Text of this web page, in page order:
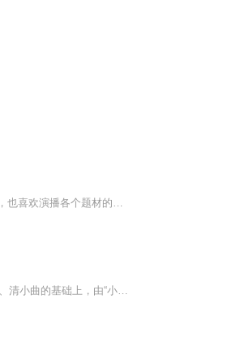
节目主题：短篇故事合集主播介绍：HI，我是喵十八，是有声书主播，平时喜欢听各种故事，也喜欢演播各个题材的故事，不管是传奇的，悬疑的，言情的主播寄语：我这里有很多故事，过来听听吧更新频率：每天一集
琴书原名丝弦，清代用扬琴伴奏，故又称扬琴。1949年后改名称徐州琴书。徐州琴书是在明、清小曲的基础上，由“小曲儿”、“小吹儿”、“唱曲儿”、“唱孩子”等一步步演变而成的乐曲系、联曲体的曲艺种类。演唱时韵味独特，艺人坐中间打板击琴，伴奏者列左...